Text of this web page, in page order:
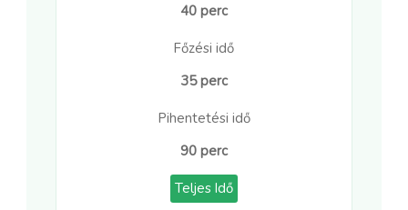
40 perc
Főzési idő
35 perc
Pihentetési idő
90 perc
Teljes Idő